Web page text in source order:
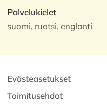
Palvelukielet
suomi, ruotsi, englanti
Evästeasetukset
Toimitusehdot